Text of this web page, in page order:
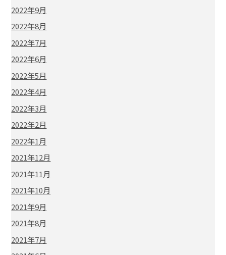
2022年9月
2022年8月
2022年7月
2022年6月
2022年5月
2022年4月
2022年3月
2022年2月
2022年1月
2021年12月
2021年11月
2021年10月
2021年9月
2021年8月
2021年7月